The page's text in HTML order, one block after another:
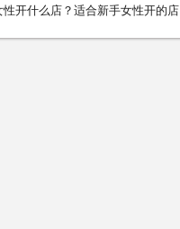
性开什么店？适合新手女性开的店